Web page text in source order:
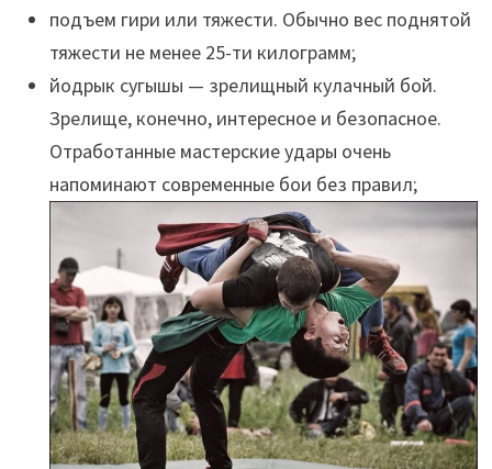
подъем гири или тяжести. Обычно вес поднятой
тяжести не менее 25-ти килограмм;
йодрык сугышы — зрелищный кулачный бой.
Зрелище, конечно, интересное и безопасное.
Отработанные мастерские удары очень
напоминают современные бои без правил;